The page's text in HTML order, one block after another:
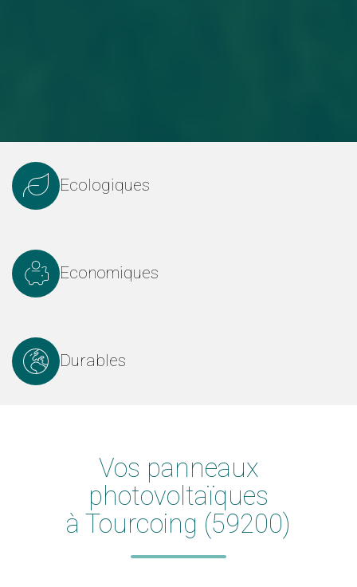
Ecologiques
Economiques
Durables
Vos panneaux
photovoltaïques
à Tourcoing (59200)